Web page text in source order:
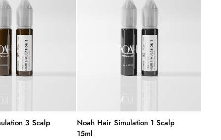
3 Scalp
Noah Hair Simulation 1 Scalp
15ml